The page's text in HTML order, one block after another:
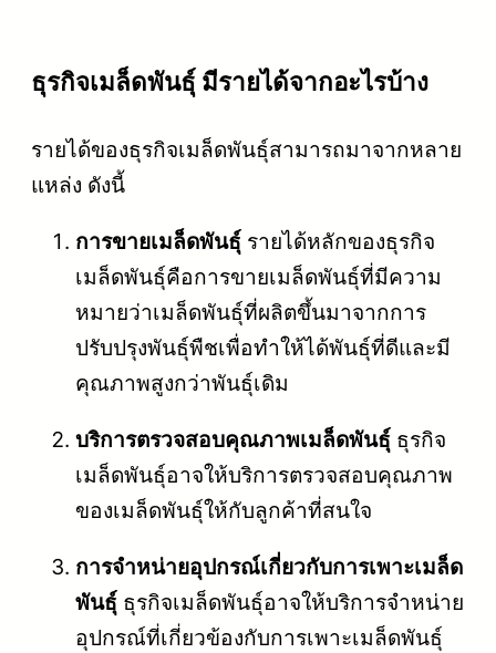
ธุรกิจเมล็ดพันธุ์ มีรายได้จากอะไรบ้าง
รายได้ของธุรกิจเมล็ดพันธุ์สามารถมาจากหลาย
แหล่ง ดังนี้
การขายเมล็ดพันธุ์ รายได้หลักของธุรกิจ
เมล็ดพันธุ์คือการขายเมล็ดพันธุ์ที่มีความ
หมายว่าเมล็ดพันธุ์ที่ผลิตขึ้นมาจากการ
ปรับปรุงพันธุ์พืชเพื่อทำให้ได้พันธุ์ที่ดีและมี
คุณภาพสูงกว่าพันธุ์เดิม
บริการตรวจสอบคุณภาพเมล็ดพันธุ์ ธุรกิจ
เมล็ดพันธุ์อาจให้บริการตรวจสอบคุณภาพ
ของเมล็ดพันธุ์ให้กับลูกค้าที่สนใจ
การจำหน่ายอุปกรณ์เกี่ยวกับการเพาะเมล็ด
พันธุ์ ธุรกิจเมล็ดพันธุ์อาจให้บริการจำหน่าย
อุปกรณ์ที่เกี่ยวข้องกับการเพาะเมล็ดพันธุ์